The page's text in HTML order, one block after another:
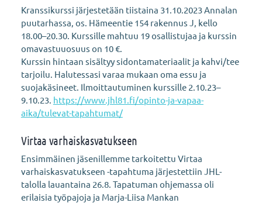
Kranssikurssi järjestetään tiistaina 31.10.2023 Annalan
puutarhassa, os. Hämeentie 154 rakennus J, kello
18.00–20.30. Kurssille mahtuu 19 osallistujaa ja kurssin
omavastuuosuus on 10 €.
Kurssin hintaan sisältyy sidontamateriaalit ja kahvi/tee
tarjoilu. Halutessasi varaa mukaan oma essu ja
suojakäsineet. Ilmoittautuminen kurssille 2.10.23–
9.10.23. https://www.jhl81.fi/opinto-ja-vapaa-
aika/tulevat-tapahtumat/
Virtaa varhaiskasvatukseen
Ensimmäinen jäsenillemme tarkoitettu Virtaa
varhaiskasvatukseen -tapahtuma järjestettiin JHL-
talolla lauantaina 26.8. Tapatuman ohjemassa oli
erilaisia työpajoja ja Marja-Liisa Mankan